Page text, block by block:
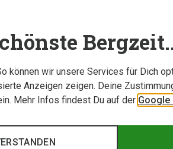
können wir unsere Services für Dich
Anzeigen zeigen. Deine
Mehr Infos findest Du auf der Google